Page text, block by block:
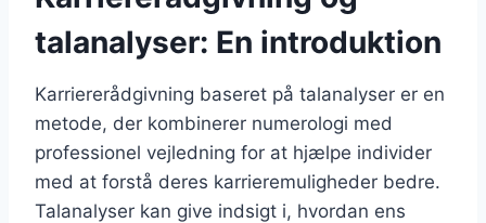
talanalyser: En introduktion
Karriererådgivning baseret på talanalyser er en
metode, der kombinerer numerologi med
professionel vejledning for at hjælpe individer
med at forstå deres karrieremuligheder bedre.
Talanalyser kan give indsigt i, hvordan ens